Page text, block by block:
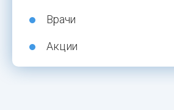
Врачи
Акции